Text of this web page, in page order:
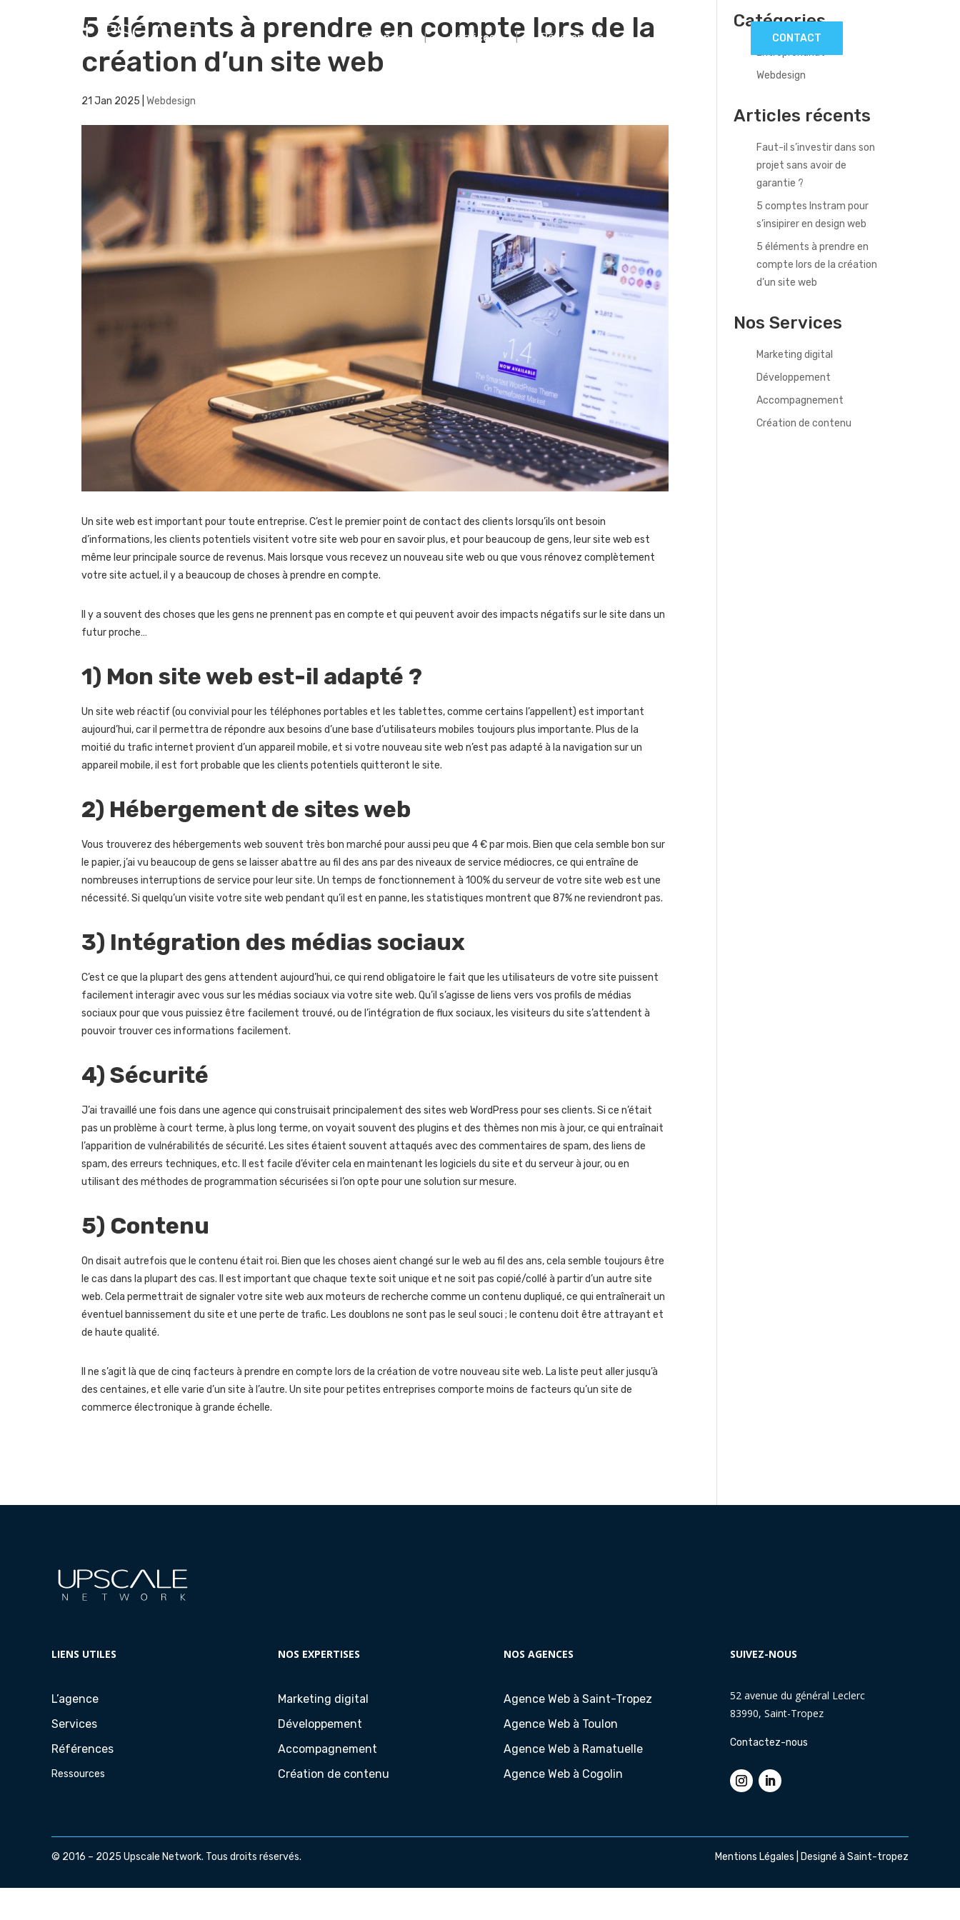
L’agence Services Références CONTACT
5 éléments à prendre en compte lors de la
création d’un site web
21 Jan 2025 Webdesign
Un site web est important pour toute entreprise. C’est le premier point de contact des clients lorsqu’ils ont besoin
d’informations, les clients potentiels visitent votre site web pour en savoir plus, et pour beaucoup de gens, leur site web est
même leur principale source de revenus. Mais lorsque vous recevez un nouveau site web ou que vous rénovez complètement
votre site actuel, il y a beaucoup de choses à prendre en compte.
Il y a souvent des choses que les gens ne prennent pas en compte et qui peuvent avoir des impacts négatifs sur le site dans un
futur proche…
1) Mon site web est-il adapté ?
Un site web réactif (ou convivial pour les téléphones portables et les tablettes, comme certains l’appellent) est important
aujourd’hui, car il permettra de répondre aux besoins d’une base d’utilisateurs mobiles toujours plus importante. Plus de la
moitié du trafic internet provient d’un appareil mobile, et si votre nouveau site web n’est pas adapté à la navigation sur un
appareil mobile, il est fort probable que les clients potentiels quitteront le site.
2) Hébergement de sites web
Vous trouverez des hébergements web souvent très bon marché pour aussi peu que 4 € par mois. Bien que cela semble bon sur
le papier, j’ai vu beaucoup de gens se laisser abattre au fil des ans par des niveaux de service médiocres, ce qui entraîne de
nombreuses interruptions de service pour leur site. Un temps de fonctionnement à 100% du serveur de votre site web est une
nécessité. Si quelqu’un visite votre site web pendant qu’il est en panne, les statistiques montrent que 87% ne reviendront pas.
3) Intégration des médias sociaux
C’est ce que la plupart des gens attendent aujourd’hui, ce qui rend obligatoire le fait que les utilisateurs de votre site puissent
facilement interagir avec vous sur les médias sociaux via votre site web. Qu’il s’agisse de liens vers vos profils de médias
sociaux pour que vous puissiez être facilement trouvé, ou de l’intégration de flux sociaux, les visiteurs du site s’attendent à
pouvoir trouver ces informations facilement.
4) Sécurité
J’ai travaillé une fois dans une agence qui construisait principalement des sites web WordPress pour ses clients. Si ce n’était
pas un problème à court terme, à plus long terme, on voyait souvent des plugins et des thèmes non mis à jour, ce qui entraînait
l’apparition de vulnérabilités de sécurité. Les sites étaient souvent attaqués avec des commentaires de spam, des liens de
spam, des erreurs techniques, etc. Il est facile d’éviter cela en maintenant les logiciels du site et du serveur à jour, ou en
utilisant des méthodes de programmation sécurisées si l’on opte pour une solution sur mesure.
5) Contenu
On disait autrefois que le contenu était roi. Bien que les choses aient changé sur le web au fil des ans, cela semble toujours être
le cas dans la plupart des cas. Il est important que chaque texte soit unique et ne soit pas copié/collé à partir d’un autre site
web. Cela permettrait de signaler votre site web aux moteurs de recherche comme un contenu dupliqué, ce qui entraînerait un
éventuel bannissement du site et une perte de trafic. Les doublons ne sont pas le seul souci ; le contenu doit être attrayant et
de haute qualité.
Il ne s’agit là que de cinq facteurs à prendre en compte lors de la création de votre nouveau site web. La liste peut aller jusqu’à
des centaines, et elle varie d’un site à l’autre. Un site pour petites entreprises comporte moins de facteurs qu’un site de
commerce électronique à grande échelle.
Catégories
Entreprenariat
Webdesign
Articles récents
Faut-il s’investir dans son
projet sans avoir de
garantie ?
5 comptes Instram pour
s’insipirer en design web
5 éléments à prendre en
compte lors de la création
d’un site web
Nos Services
Marketing digital
Développement
Accompagnement
Création de contenu
LIENS UTILES
L’agence
Services
Références
Ressources
NOS EXPERTISES
Marketing digital
Développement
Accompagnement
Création de contenu
NOS AGENCES
Agence Web à Saint-Tropez
Agence Web à Toulon
Agence Web à Ramatuelle
Agence Web à Cogolin
SUIVEZ-NOUS
52 avenue du général Leclerc
83990, Saint-Tropez
Contactez-nous
© 2016 – 2025 Upscale Network. Tous droits réservés. Mentions Légales | Designé à Saint-tropez